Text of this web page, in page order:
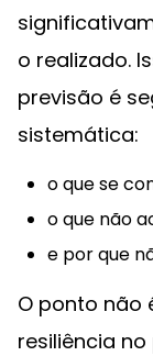
o realizado.
previsão é
sistemática:
o que se
o que não
e por que
O ponto não
resiliência